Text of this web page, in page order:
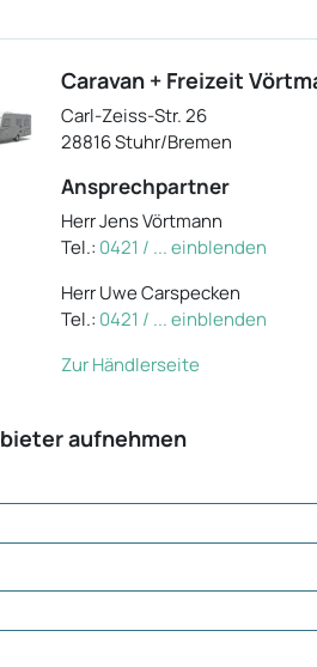
Caravan + Freizeit
Carl-Zeiss-Str. 26
28816 Stuhr/Bremen
Ansprechpartner
Herr Jens Vörtmann
Tel.: 0421 / ... einblenden
Herr Uwe Carspecken
Tel.: 0421 / ... einblenden
Zur Händlerseite
aufnehmen